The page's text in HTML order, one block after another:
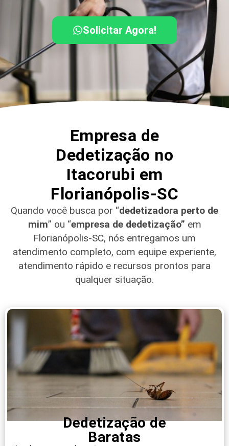
Solicitar Agora!
Empresa de
Dedetização no
Itacorubi em
Florianópolis-SC
Quando você busca por “dedetizadora perto de
mim” ou “empresa de dedetização” em
Florianópolis-SC, nós entregamos um
atendimento completo, com equipe experiente,
atendimento rápido e recursos prontos para
qualquer situação.
Dedetização de
Baratas